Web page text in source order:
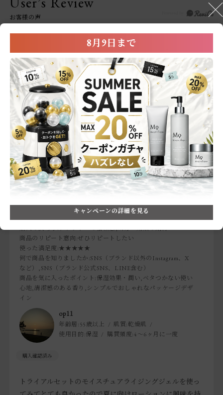
お客様の声
4.5 レビュー件数：
★5
(1)
★4
(1)
★ 3
(0)
★
2
(0)
(0)
絞り込み 表示：新しい順
2025.6.17
良い感じです
色：200mL
購入の決め手:ブランドへの信頼感,成分・効果の期待
商品のリピート意向:ぜひリピートしたい
使った満足度:★★★★★
何で商品を知りましたか:SNS（ブランド以外のInstagram、X
など）,SNS（ブランド公式SNS、LINE含む）
商品を気に入ったポイント :保湿効果・潤い,ベタつかない使い
心地,清潔感のある香り,シンプルでおしゃれなパッケージデザ
イン
op11
年齢層:55歳以上 肌質:乾燥肌
使用目的:保湿 購買頻度:4～6ヶ月に一度
トライアルセットのモイスチュアライジングジェルを使っ
8月9日まで
キャンペーンの詳細を見る